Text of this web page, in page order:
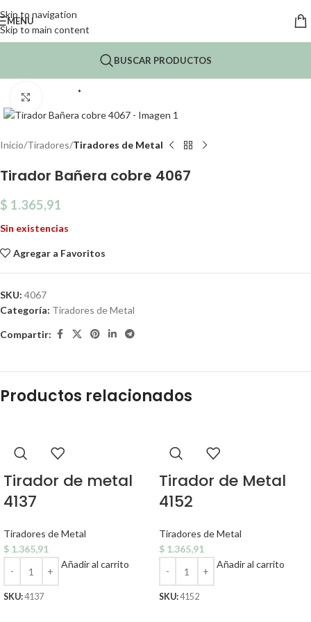
Skip to navigation
Skip to main content
MENU
BUSCAR PRODUCTOS
*
Inicio Tiradores Tiradores de Metal
Tirador Bañera cobre 4067
$ 1.365,91
Sin existencias
Agregar a Favoritos
SKU: 4067
Categoría: Tiradores de Metal
Compartir:
Productos relacionados
Tirador de metal
4137
Tiradores de Metal
$ 1.365,91
Añadir al carrito
SKU:4137
Tirador de Metal
4152
Tiradores de Metal
$ 1.365,91
Añadir al carrito
SKU:4152